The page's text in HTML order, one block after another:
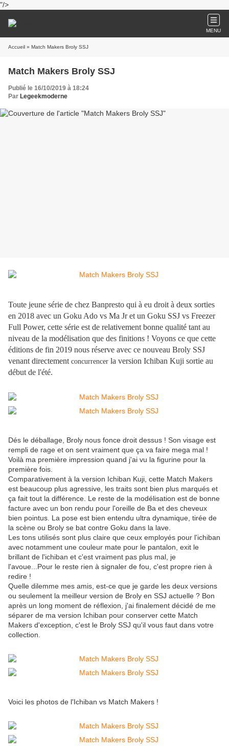
"/>
MENU
Accueil » Match Makers Broly SSJ
Match Makers Broly SSJ
Publié le 16/10/2019 à 18:24
Par Legeekmoderne
Toute jeune série de chez Banpresto qui à eu droit à deux sorties
en 2018 avec un Goku Ado vs Ma Jr et un Goku SSJ vs Freezer
Full Power, cette série est de relativement bonne qualité tant au
niveau de la modélisation que des finitions ! Voyons ce que cette
éditions de fin 2019 nous réserve avec ce nouveau Broly SSJ
venant directement concurrencer la version Ichiban Kuji sortie au
début de l'été.
Dés le déballage, Broly nous fonce droit dessus ! Son visage est
rempli de rage et on sent vraiment que ça va faire mega mal !
Voilà ma première impression quand j'ai vu la figurine pour la
première fois.
Comparativement à la version Ichiban Kuji, cette Match Makers
est beaucoup plus agressive, les traits sont bien plus marqués et
ça fait tout la différence. Le reste de la modélisation est de bonne
facture avec un bon rendu pour l'oreille de Ba et des cheveux
bien pointus. La pose est bien entendu ultra dynamique, tirée de
la scène ou Broly se bat contre Goku dans la lave.
Les tons utilisés sont plus claire que ceux employés pour l'ichiban
avec notamment une couleur mate pour le pantalon, exit le
brillant de l'ichiban et c'est vraiment pas plus mal, je
l'avoue...Pour le reste rien à signaler de fou, c'est propre rien à
redire !
Quelle dilemme mes amis, est-ce que je garde les deux versions
ou seulement la meilleur version de Broly en SSJ actuelle ? Bon
après un long moment de réflexion, j'ai finalement décidé de me
séparer de ma version Ichiban pour conserver cette Match
Makers d'exception, c'est le Broly SSJ qu'il vous faut dans votre
collection.
Voici les photos de l'Ichiban vs Match Makers !